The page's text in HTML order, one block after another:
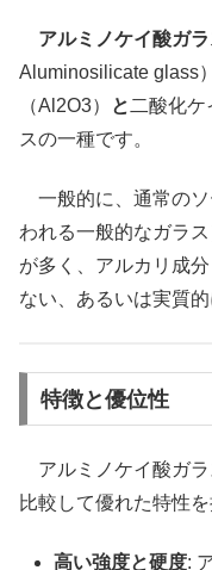
アルミノケイ酸ガラ
Aluminosilicate glass
（Al2O3）
と 二酸化
スの一種です。
一般的に、通常のソ
われる一般的なガラ
が多く、アルカリ成
ない、あるいは実質
特徴と優位性
アルミノケイ酸ガラ
比較して優れた特性を
高い強度と硬度: